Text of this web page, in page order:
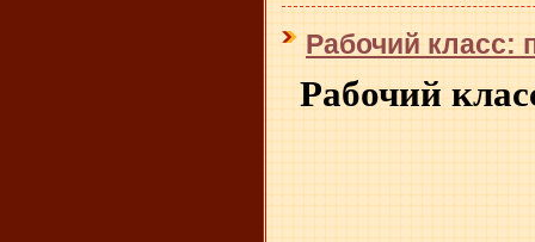
Рабочий класс:
Рабочий